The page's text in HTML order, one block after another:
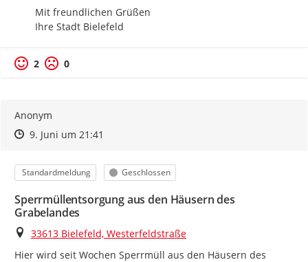
Mit freundlichen Grüßen
Ihre Stadt Bielefeld
2 0
Anonym
Zeitpunkt des Erstellens
Zeitpunkt des Erstellens
9. Juni um 21:41
Kategorie
Standardmeldung Status
Geschlossen
Sperrmüllentsorgung aus den Häusern des
Grabelandes
Ort
33613 Bielefeld, Westerfeldstraße
Hier wird seit Wochen Sperrmüll aus den Häusern des